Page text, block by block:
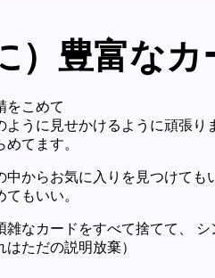
）豊富な
をこめて
ように見せかけるように頑張り
てます。
中からお気に入りを見つけても
もいい。
雑なカードをすべて捨てて、
ただの説明放棄）